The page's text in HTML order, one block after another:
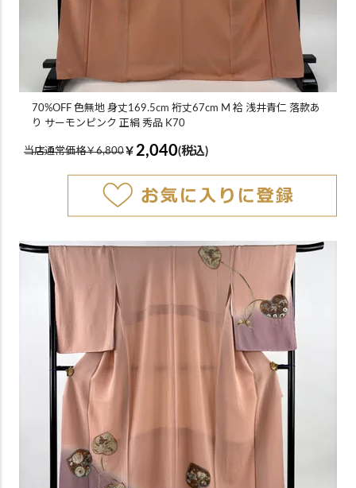
70%OFF 色無地 身丈169.5cm 裄丈67cm M 袷 浅井青仁 落款あ
り サーモンピンク 正絹 秀品 K70
当店通常価格￥6,800￥ 2,040(税込)